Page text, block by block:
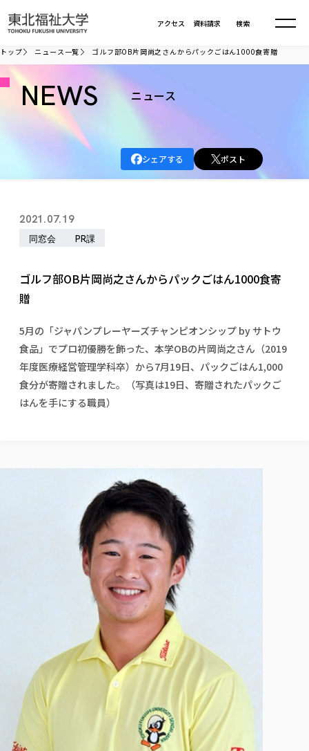
資料請求
アクセス 検索
大学について
建学の精神・教育の理念
教育方針
大学の概要
大学の歩み
校章・マーク・カラー
寄附の受け入れ
関連法人
教職員募集
大学の取り組み
社会連携・研究
本学のシラバスについて
一般事業主行動計画
公的資金等の不正使用の防止に関する基本方針
研究活動における不正行為の防止等に関する対応
大学広報誌「TFU Newsletter 東北福祉大学通信」
お役立ち情報（リンク集）
放射線モニタリング測定結果（国見キャンパス）
情報公開
情報公開
ガバナンス・コード
中期事業計画
事業計画／財務・事業報告
大学評価
教職課程における情報の公表
学部・学科等設置計画履行状況報告書
情報公開規程
学部・大学院
学部・大学院TOP
福祉心理学科
共生まちづくり学部
教育学部
教育学部
教育学科
健康科学部
保健看護学科
リハビリテーション学科
医療経営管理学科
産業福祉マネジメント学科
情報福祉マネジメント学科
総合福祉学研究科 社会福祉学専攻 修士課程
総合福祉学研究科 社会福祉学専攻 博士課程
総合福祉学研究科 福祉心理学専攻 修士課程
教育学研究科 教育学専攻 修士課程
通信制大学院 総合福祉学研究科 社会福祉学専攻 修士課程
通信制大学院 総合福祉学研究科 福祉心理学専攻 修士課程
カリキュラム（学部・大学院）
その他の就学機会
ICT教育
初年次教育（リエゾンゼミⅠ）
実学臨床教育（総合福祉学部のみ履修可能）
教育実践活動（教育学科学生のみ受講可能）
禅のこころ
教員紹介・業績
学びのサポート
学びのサポート
学費（学部学科）
授業料減免・奨学金等
デジタルパンフ
進学相談会
オープンキャンパス
取得可能な資格・免許
東北福祉大学のキャリアサポート
東北福祉大学のキャリアサポート
採用ご担当者様へ
求人の受付について
単独学内説明会のご案内
資格取得報奨制度について
東北福祉大学求人・インターンシップ検索サイト（キャリタス
卒業後のキャリア支援体制
在学生による訪問、情報提供へのご協力のお願い
卒業生アンケート
よくあるご質問
東北福祉大学のDNA
在学生インタビュー
体育会・運動サークル紹介
文化会・文化系サークル紹介
大学指定団体紹介
国際交流
国際交流TOP
交換留学生 Exchange students
Prospective Students
学生支援センター国際交流の活動
スタッフ紹介
ニュース一覧
社会連携・研究
社会連携・研究 TOP
東北福祉大学の研究紹介
共同研究等をご検討の皆様へ
東北福祉大学の紀要・リポジトリ
東北福祉大学教育・教職センター特別支援教育研究年報一覧
芹沢銈介美術工芸館年報
東北福祉大学機関リポジトリ
東北福祉大学オープンアクセス方針
産学・産学官連携
産学・産学官連携
「高齢者のフレイル予防及びデジタルデバイド解消に向けた
高齢者施設特化型モジュラー車いす開発
学生参加 × 産学官連携 ～ 「行学一如」の実践
社会貢献・地域連携活動
社会貢献・地域連携活動
社会貢献への取り組み
社会貢献・地域連携活動報告書
各種社会貢献活動の窓口
伝承講座「311『伝える／備える』次世代塾」
JICA草の根技術協力事業
被災地の子ども支援活動
生涯学習・社会人講座
自治体・団体等との主な協定
自治体・団体等との主な協定
研究所について
研究者のご紹介
生涯教育・キャリア教育
生涯学習・社会人講座
月例TFU実学臨床研究セミナー
特別支援教育研究室
TFU教育フォーラム
取材について
施設利用
同窓会
学内ポータルシステム
Universal Passport
トップ ニュース一覧 ゴルフ部OB片岡尚之さんからパックごはん1000食寄贈
NEWS ニュース
シェアする ポスト
2021.07.19
同窓会 PR課
ゴルフ部OB片岡尚之さんからパックごはん1000食寄
贈
5月の「ジャパンプレーヤーズチャンピオンシップ by サトウ
食品」でプロ初優勝を飾った、本学OBの片岡尚之さん（2019
年度医療経営管理学科卒）から7月19日、パックごはん1,000
食分が寄贈されました。（写真は19日、寄贈されたパックご
はんを手にする職員）